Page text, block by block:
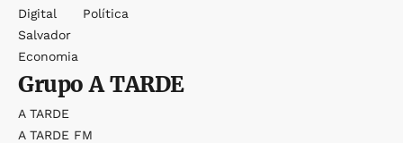
Digital
Salvador
Economia
Política
GrupoA TARDE
A TARDE
A TARDE FM